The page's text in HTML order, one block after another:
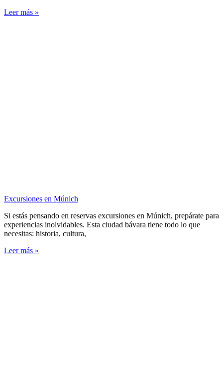
Leer más »
Excursiones en Múnich
Si estás pensando en reservas excursiones en Múnich, prepárate para
experiencias inolvidables. Esta ciudad bávara tiene todo lo que
necesitas: historia, cultura,
Leer más »